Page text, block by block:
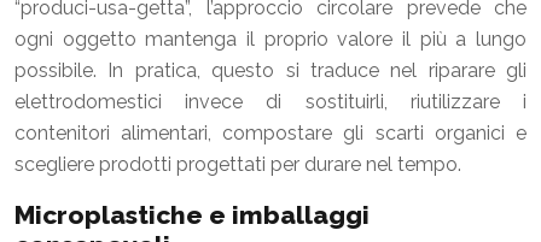
“produci-usa-getta”, l’approccio circolare prevede che
ogni oggetto mantenga il proprio valore il più a lungo
possibile. In pratica, questo si traduce nel riparare gli
elettrodomestici invece di sostituirli, riutilizzare i
contenitori alimentari, compostare gli scarti organici e
scegliere prodotti progettati per durare nel tempo.
Microplastiche e imballaggi